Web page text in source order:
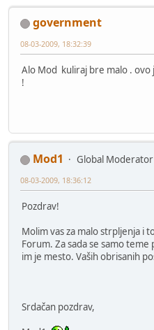
government
08-03-2009, 18:32:39
Alo Mod kuliraj bre malo . ovo
!
Mod1
Global Moderator
08-03-2009, 18:36:12
Pozdrav!
Molim vas za malo strpljenja i
Forum. Za sada se samo
im je mesto. Vaših obrisanih
Srdačan pozdrav,